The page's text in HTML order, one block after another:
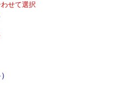
せて選択